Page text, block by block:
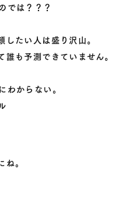
では？？？
たい人は盛り沢山。
も予測できていません。
わからない。
。